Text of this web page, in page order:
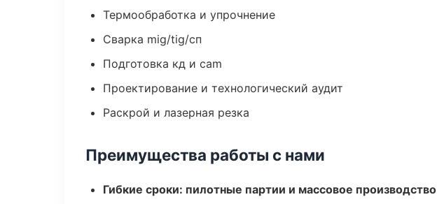
Термообработка и упрочнение
Сварка mig/tig/сп
Подготовка кд и cam
Проектирование и технологический аудит
Раскрой и лазерная резка
Преимущества работы с нами
Гибкие сроки: пилотные партии и массовое производство